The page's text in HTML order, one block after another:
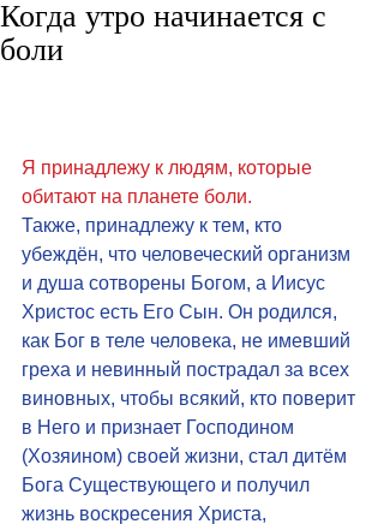
Когда утро начинается с
боли
Я принадлежу к людям, которые
обитают на планете боли.
Также, принадлежу к тем, кто
убеждён, что человеческий организм
и душа сотворены Богом, а Иисус
Христос есть Его Сын. Он родился,
как Бог в теле человека, не имевший
греха и невинный пострадал за всех
виновных, чтобы всякий, кто поверит
в Него и признает Господином
(Хозяином) своей жизни, стал дитём
Бога Существующего и получил
жизнь воскресения Христа,